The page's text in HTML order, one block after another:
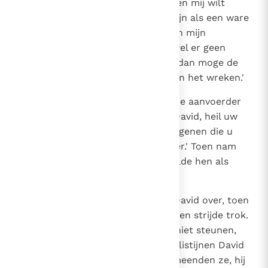
bedoelingen hier bent gekomen en mij wilt
helpen, dan zal ik u toegedaan zijn als een ware
vriend, maar als het is om mij aan mijn
tegenstanders te verraden, hoewel er geen
onrecht aan mijn handen kleeft, dan moge de
God van onze vaderen het zien en het wreken.'
Toen vervulde de geest Amasai, de aanvoerder
van de dertig, en hij zei: 'Heil u, David, heil uw
volk, zoon van Isaï! Heil u, heil degenen die u
helpen, want uw God is uw helper.' Toen nam
David hen in zijn troep op en stelde hen als
Ook uit Manasse liepen er naar David over, toen
hij met de Filistijnen tegen Saul ten strijde trok.
In feite konden ze de Filistijnen niet steunen,
omdat de stadsvorsten van de Filistijnen David
na overleg wegstuurden, want, meenden ze, hij